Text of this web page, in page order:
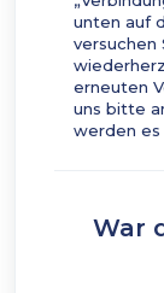
unten auf
versuchen
erneuten
uns bitte
werden es
War